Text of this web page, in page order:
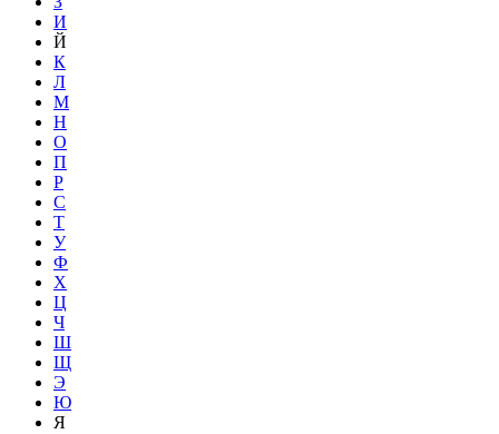
И
Й
К
Л
М
Н
О
П
Р
С
Т
У
Ф
Х
Ц
Ч
Ш
Щ
Э
Ю
Я